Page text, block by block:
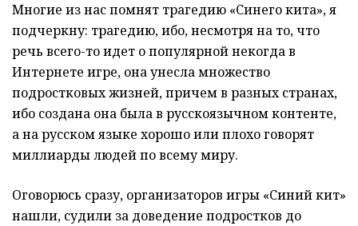
Многие из нас помнят трагедию «Синего кита», я
подчеркну: трагедию, ибо, несмотря на то, что
речь всего-то идет о популярной некогда в
Интернете игре, она унесла множество
подростковых жизней, причем в разных странах,
ибо создана она была в русскоязычном контенте,
а на русском языке хорошо или плохо говорят
миллиарды людей по всему миру.
Оговорюсь сразу, организаторов игры «Синий кит»
нашли, судили за доведение подростков до